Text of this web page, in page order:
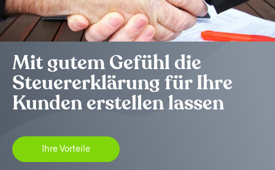
Mit gutem Gefühl die
Steuererklärung für Ihre
Kunden erstellen lassen
Ihre Vorteile